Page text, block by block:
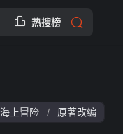
热搜榜
海上冒险 / 原著改编